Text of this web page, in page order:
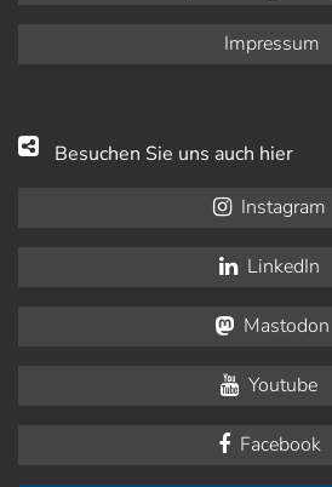
Impressum
Besuchen Sie uns auch hier
Instagram
LinkedIn
Mastodon
Youtube
Facebook